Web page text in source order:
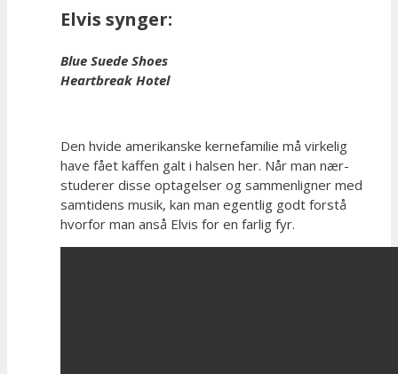
Elvis synger:
Blue Suede Shoes
Heartbreak Hotel
Den hvide amerikanske kernefamilie må virkelig
have fået kaffen galt i halsen her. Når man nær-
studerer disse optagelser og sammenligner med
samtidens musik, kan man egentlig godt forstå
hvorfor man anså Elvis for en farlig fyr.